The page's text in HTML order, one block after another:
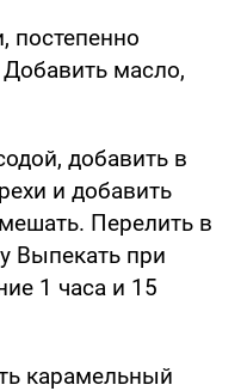
постепенно
масло,
добавить в
и добавить
Перелить в
Выпекать при
1 часа и 15
карамельный